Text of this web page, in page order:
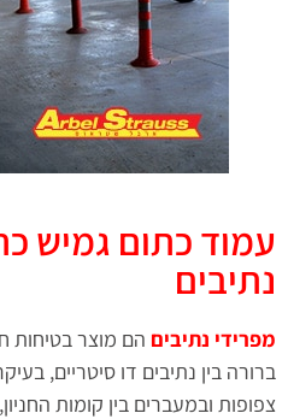
עמוד כתום גמיש
נתיבים
מפרידי נתיבים הם מוצר בטיחות
ברורה בין נתיבים דו סיטריים,
צפופות ובמעברים בין קומות